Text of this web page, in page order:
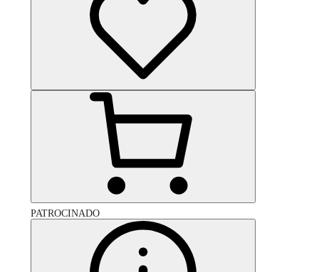
PATROCINADO